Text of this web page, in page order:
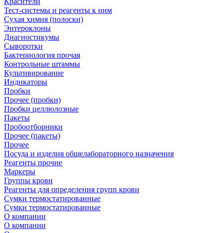
Тест-системы и реагенты к ним
Сухая химия (полоски)
Энтероклоны
Диагностикумы
Сыворотки
Бактериология прочая
Контрольные штаммы
Культивирование
Индикаторы
Пробки
Прочее (пробки)
Пробки целлюлозные
Пакеты
Пробоотборники
Прочее (пакеты)
Прочее
Посуда и изделия общелабораторного назначения
Реагенты прочие
Маркеры
Группы крови
Реагенты для определения групп крови
Сумки термостатированные
Сумки термостатированные
О компании
О компании